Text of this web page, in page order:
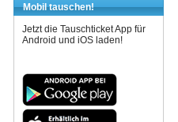
Mobil tauschen!
Jetzt die Tauschticket App für
Android und iOS laden!